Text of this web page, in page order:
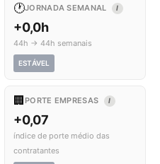
🕐JORNADA SEMANAL I
+0,0h
44h → 44h semanais
ESTÁVEL
🏢 PORTE EMPRESAS I
+0,07
índice de porte médio das
contratantes